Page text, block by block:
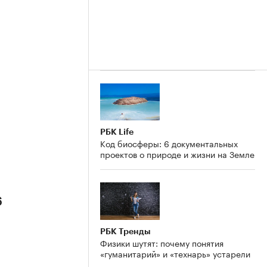
РБК Life
Код биосферы: 6 документальных
проектов о природе и жизни на Земле
РБК Тренды
Физики шутят: почему понятия
«гуманитарий» и «технарь» устарели